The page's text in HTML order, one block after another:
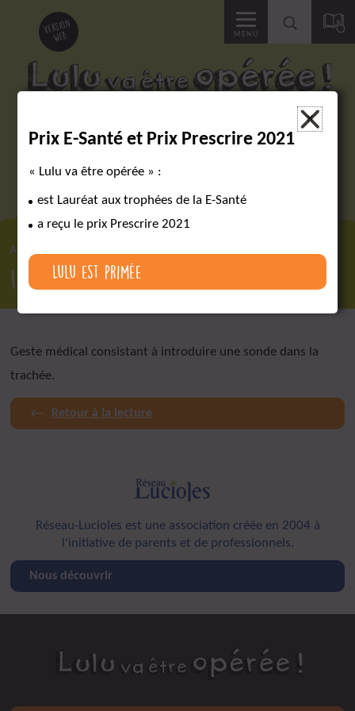
Des outils pour réussir un parcours chirurgical complexe
version
web MENU
Accéder
la
Accueil
Intubation
Geste médical consistant à introduire une sonde dans la
trachée.
Retour à la lecture
Réseau-Lucioles est une association créée en 2004 à
l'initiative de parents et de professionnels.
Nous découvrir
Prix E-Santé et Prix Prescrire 2021
« Lulu va être opérée » :
est Lauréat aux trophées de la E-Santé
a reçu le prix Prescrire 2021
Lulu est primée
×